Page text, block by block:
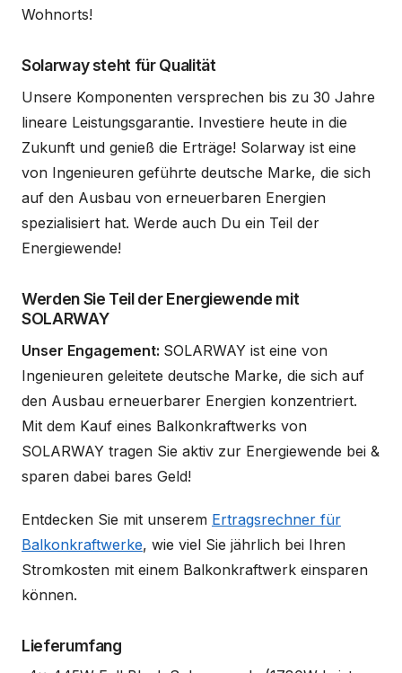
Wohnorts!
Solarway steht für Qualität
Unsere Komponenten versprechen bis zu 30 Jahre
lineare Leistungsgarantie. Investiere heute in die
Zukunft und genieß die Erträge! Solarway ist eine
von Ingenieuren geführte deutsche Marke, die sich
auf den Ausbau von erneuerbaren Energien
spezialisiert hat. Werde auch Du ein Teil der
Energiewende!
Werden Sie Teil der Energiewende mit
SOLARWAY
Unser Engagement: SOLARWAY ist eine von
Ingenieuren geleitete deutsche Marke, die sich auf
den Ausbau erneuerbarer Energien konzentriert.
Mit dem Kauf eines Balkonkraftwerks von
SOLARWAY tragen Sie aktiv zur Energiewende bei &
sparen dabei bares Geld!
Entdecken Sie mit unserem Ertragsrechner für
Balkonkraftwerke, wie viel Sie jährlich bei Ihren
Stromkosten mit einem Balkonkraftwerk einsparen
können.
Lieferumfang